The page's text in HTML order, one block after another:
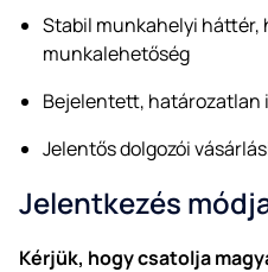
Stabil munkahelyi háttér,
munkalehetőség
Bejelentett, határozatlan
Jelentős dolgozói
Jelentkezés
Kérjük, hogy csatolja